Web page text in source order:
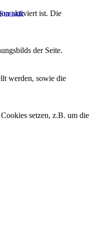
aktiviert ist. Die
der Seite.
werden, sowie die
setzen, z.B. um die